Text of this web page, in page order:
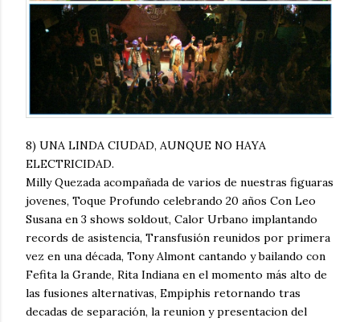
8) UNA LINDA CIUDAD, AUNQUE NO HAYA
ELECTRICIDAD.
Milly Quezada acompañada de varios de nuestras figuaras
jovenes, Toque Profundo celebrando 20 años Con Leo
Susana en 3 shows soldout, Calor Urbano implantando
records de asistencia, Transfusión reunidos por primera
vez en una década, Tony Almont cantando y bailando con
Fefita la Grande, Rita Indiana en el momento más alto de
las fusiones alternativas, Empiphis retornando tras
decadas de separación, la reunion y presentacion del